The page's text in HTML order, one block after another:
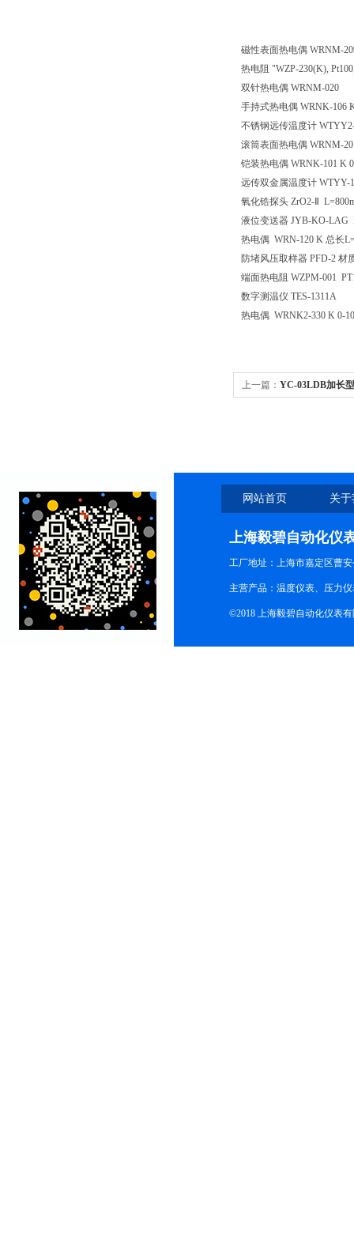
磁性表面热电偶 WRNM-
热电阻 "WZP-230(K),
双针热电偶 WRNM-020
手持式热电偶 WRNK-106
不锈钢远传温度计
滚筒表面热电偶 WRNM-
铠装热电偶 WRNK-101 K
远传双金属温度计 WTYY-
氧化锆探头 ZrO2-Ⅱ
液位变送器 JYB-KO-LAG
热电偶 WRN-120 K 总长
防堵风压取样器 PFD-2 材
端面热电阻 WZPM-001
数字测温仪 TES-1311A
热电偶 WRNK2-330 K 0-
上一篇： YC-03LDB加长
网站首页 关
上海毅碧自动化仪
工厂地址：上海市嘉定区曹安
主营产品：温度仪表、压力
©2018 上海毅碧自动化仪表